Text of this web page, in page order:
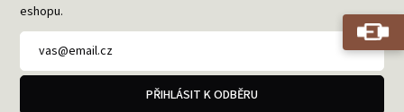
eshopu.
PŘIHLÁSIT K ODBĚRU